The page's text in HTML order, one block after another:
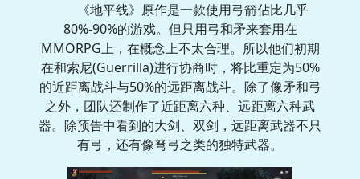
《地平线》原作是一款使用弓箭佔比几乎
80%-90%的游戏。但只用弓和矛来套用在
MMORPG上，在概念上不太合理。所以他们初期
在和索尼(Guerrilla)进行协商时，将比重定为50%
的近距离战斗与50%的远距离战斗。除了像矛和弓
之外，团队还制作了近距离六种、远距离六种武
器。除预告中看到的大剑、双剑，远距离武器不只
有弓，还有像弩弓之类的独特武器。